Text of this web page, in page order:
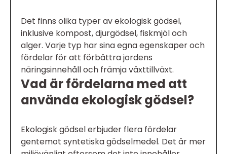
Det finns olika typer av ekologisk gödsel,
inklusive kompost, djurgödsel, fiskmjöl och
alger. Varje typ har sina egna egenskaper och
fördelar för att förbättra jordens
näringsinnehåll och främja växttillväxt.
Vad är fördelarna med att
använda ekologisk gödsel?
Ekologisk gödsel erbjuder flera fördelar
gentemot syntetiska gödselmedel. Det är mer